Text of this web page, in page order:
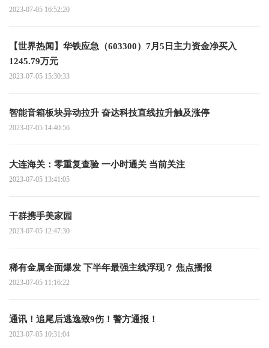
2023-07-05 16:52:20
【世界热闻】华铁应急（603300）7月5日主力资金净买入
1245.79万元
2023-07-05 15:30:33
智能音箱板块异动拉升 奋达科技直线拉升触及涨停
2023-07-05 14:40:56
大连海关：零重复查验 一小时通关 当前关注
2023-07-05 13:41:05
干群携手美家园
2023-07-05 12:47:30
稀有金属全面爆发 下半年最强主线浮现？ 焦点播报
2023-07-05 11:16:22
通讯！追尾后逃逸致9伤！警方通报！
2023-07-05 10:31:04